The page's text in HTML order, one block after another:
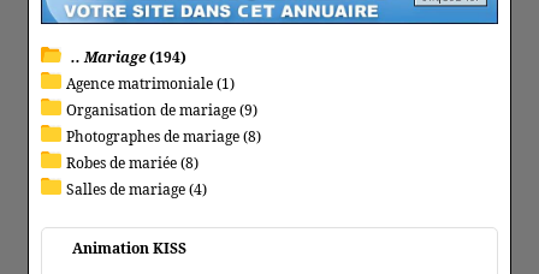
.. Mariage(194)
Agence matrimoniale (1)
Organisation de mariage (9)
Photographes de mariage (8)
Robes de mariée (8)
Salles de mariage (4)
Animation KISS